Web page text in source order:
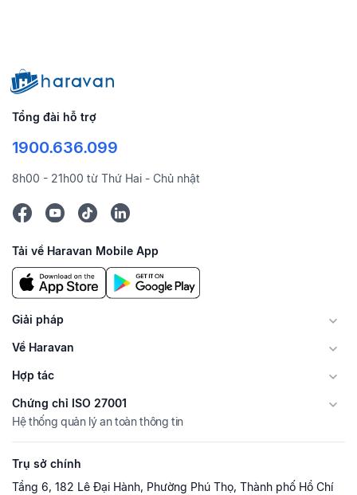
Tổng đài hỗ trợ
1900.636.099
8h00 - 21h00 từ Thứ Hai - Chủ nhật
Tải về Haravan Mobile App
Giải pháp
Về Haravan
Hợp tác
Chứng chỉ ISO 27001
Hệ thống quản lý an toàn thông tin
Trụ sở chính
Tầng 6, 182 Lê Đại Hành, Phường Phú Thọ, Thành phố Hồ Chí